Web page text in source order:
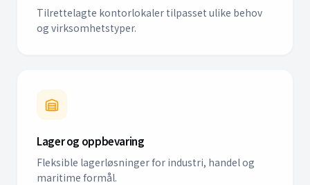
Tilrettelagte kontorlokaler tilpasset ulike behov
og virksomhetstyper.
Lager og oppbevaring
Fleksible lagerløsninger for industri, handel og
maritime formål.